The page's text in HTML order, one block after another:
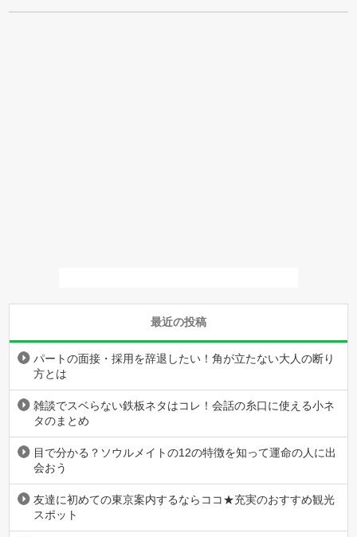
最近の投稿
パートの面接・採用を辞退したい！角が立たない大人の断り
方とは
雑談でスベらない鉄板ネタはコレ！会話の糸口に使える小ネ
タのまとめ
目で分かる？ソウルメイトの12の特徴を知って運命の人に出
会おう
友達に初めての東京案内するならココ★充実のおすすめ観光
スポット